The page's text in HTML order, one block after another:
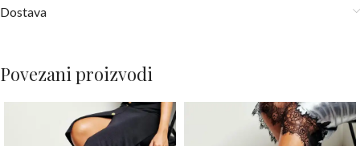
Dostava
Povezani proizvodi